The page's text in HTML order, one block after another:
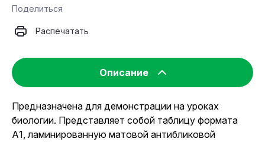
Поделиться
Распечатать
Описание
Предназначена для демонстрации на уроках
биологии. Представляет собой таблицу формата
А1, ламинированную матовой антибликовой